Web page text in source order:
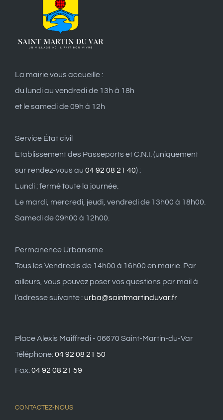
La mairie vous accueille :
du lundi au vendredi de 13h à 18h
et le samedi de 09h à 12h
Service État civil
Etablissement des Passeports et C.N.I. (uniquement
sur rendez-vous au 04 92 08 21 40) :
Lundi : fermé toute la journée.
Le mardi, mercredi, jeudi, vendredi de 13h00 à 18h00.
Samedi de 09h00 à 12h00.
Permanence Urbanisme
Tous les Vendredis de 14h00 à 16h00 en mairie. Par
ailleurs, vous pouvez poser vos questions par mail à
l’adresse suivante : urba@saintmartinduvar.fr
Place Alexis Maiffredi - 06670 Saint-Martin-du-Var
Téléphone:04 92 08 21 50
Fax:04 92 08 21 59
CONTACTEZ-NOUS